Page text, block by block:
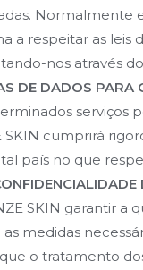
Normalmente
a respeitar as leis
nos através
DE DADOS PARA
serviços
SKIN cumprirá
país no que
SKIN garantir
medidas
o tratamento